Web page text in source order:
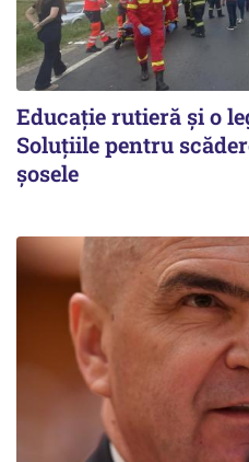
Educație rutieră și o
Soluțiile pentru
şosele